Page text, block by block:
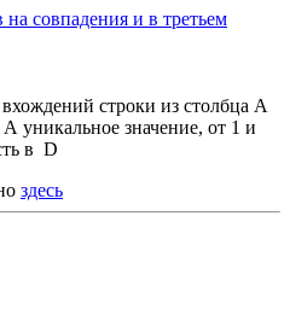
совпадения и в третьем
строки из столбца А
уникальное значение, от 1 и
в D
здесь